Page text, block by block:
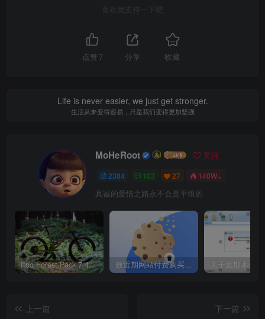
喜欢就支持一下吧
点赞 7 分享 收藏
Life is never easier, we just get stronger.
生活从未变得容易，只是我们变得更加坚强
MoHeRoot 关注
2384 103 27 140W+
真诚的爱情之路永不会是平坦的
Itoo Forest Pack 7.4.20 森林插件 For 3DSMAX 2014 ~ 2023 汉化永久版 致近期网站付费购买资源及会员用户后，网页显示依然没有购买解决方法！
上一篇
下一篇